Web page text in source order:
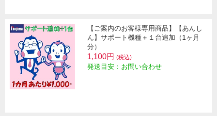
【ご案内のお客様専用商品】【あんし
ん】サポート機種＋１台追加（1ヶ月
分）
1,100円 (税込)
発送目安：お問い合わせ